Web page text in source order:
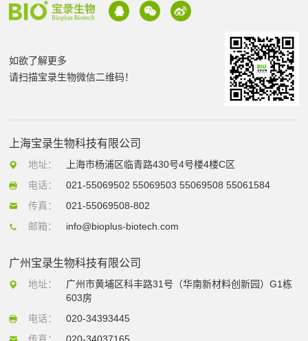
如欲了解更多
请扫描宝录生物微信二维码！
上海宝录生物科技有限公司
地址：
上海市杨浦区临青路430号4号楼4楼C区
电话：
021-55069502 55069503 55069508 55061584
传真：
021-55069508-802
邮箱：
info@bioplus-biotech.com
广州宝录生物科技有限公司
地址：
广州市黄埔区科丰路31号（华南新材料创新园）G1栋
603房
电话：
020-34393445